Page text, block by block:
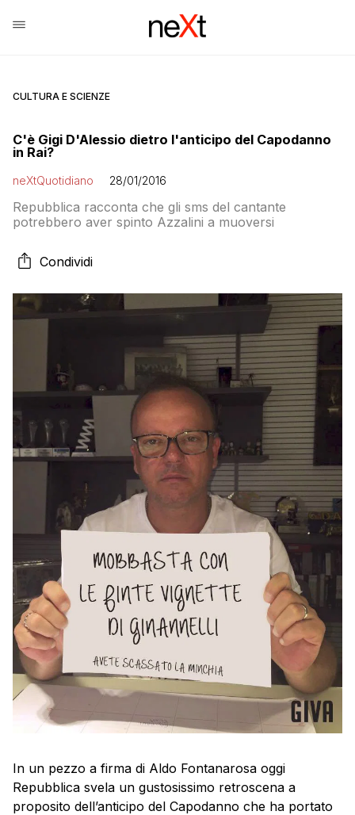
CULTURA E SCIENZE
C'è Gigi D'Alessio dietro l'anticipo del Capodanno
in Rai?
neXtQuotidiano 28/01/2016
Repubblica racconta che gli sms del cantante
potrebbero aver spinto Azzalini a muoversi
Condividi
In un pezzo a firma di Aldo Fontanarosa oggi
Repubblica svela un gustosissimo retroscena a
proposito dell’anticipo del Capodanno che ha portato